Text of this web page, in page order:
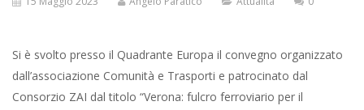
Si è svolto presso il Quadrante Europa il convegno organizzato
dall’associazione Comunità e Trasporti e patrocinato dal
Consorzio ZAI dal titolo “Verona: fulcro ferroviario per il